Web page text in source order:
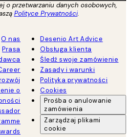
o przetwarzaniu danych osobowych,
Polityce Prywatności.
O nas
Prasa
o
Desenio Art Advice
Obsługa klienta
Śledź swoje zamówienie
Zasady i warunki
Polityka prywatności
Cookies
Prośba o anulowanie
zamówienia
Zarządzaj plikami
cookie